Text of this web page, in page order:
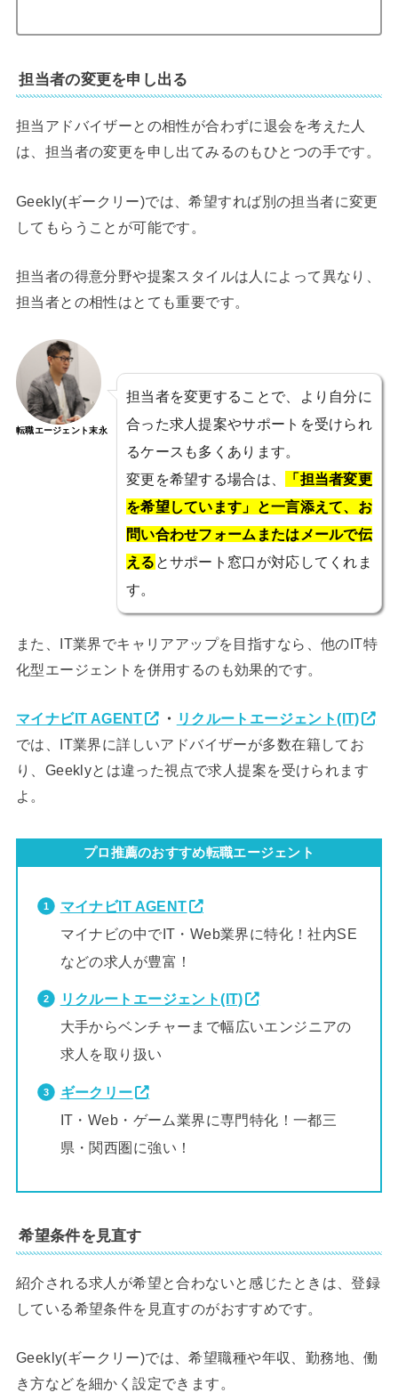
担当者の変更を申し出る
担当アドバイザーとの相性が合わずに退会を考えた人
は、担当者の変更を申し出てみるのもひとつの手です。
Geekly(ギークリー)では、希望すれば別の担当者に変更
してもらうことが可能です。
担当者の得意分野や提案スタイルは人によって異なり、
担当者との相性はとても重要です。
転職エージェント末永
担当者を変更することで、より自分に
合った求人提案やサポートを受けられ
るケースも多くあります。
変更を希望する場合は、
「担当者変更
を希望しています」と一言添えて、お
問い合わせフォームまたはメールで伝
える とサポート窓口が対応してくれま
す。
また、IT業界でキャリアアップを目指すなら、他のIT特
化型エージェントを併用するのも効果的です。
マイナビIT AGENT ・ リクルートエージェント(IT)
では、IT業界に詳しいアドバイザーが多数在籍してお
り、Geeklyとは違った視点で求人提案を受けられます
よ。
プロ推薦のおすすめ転職エージェント
マイナビIT AGENT
マイナビの中でIT・Web業界に特化！社内SE
などの求人が豊富！
リクルートエージェント(IT)
大手からベンチャーまで幅広いエンジニアの
求人を取り扱い
ギークリー
IT・Web・ゲーム業界に専門特化！一都三
県・関西圏に強い！
希望条件を見直す
紹介される求人が希望と合わないと感じたときは、登録
している希望条件を見直すのがおすすめです。
Geekly(ギークリー)では、希望職種や年収、勤務地、働
き方などを細かく設定できます。